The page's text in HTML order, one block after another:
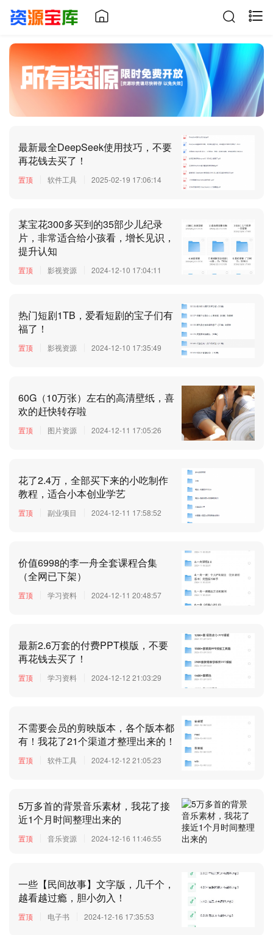
最新最全DeepSeek使用技巧，不要
再花钱去买了！
置顶 软件工具 2025-02-19 17:06:14
某宝花300多买到的35部少儿纪录
片，非常适合给小孩看，增长见识，
提升认知
置顶 影视资源 2024-12-10 17:04:11
热门短剧1TB，爱看短剧的宝子们有
福了！
置顶 影视资源 2024-12-10 17:35:49
60G（10万张）左右的高清壁纸，喜
欢的赶快转存啦
置顶 图片资源 2024-12-11 17:05:26
花了2.4万，全部买下来的小吃制作
教程，适合小本创业学艺
置顶 副业项目 2024-12-11 17:58:52
价值6998的李一舟全套课程合集
（全网已下架）
置顶 学习资料 2024-12-11 20:48:57
最新2.6万套的付费PPT模版，不要
再花钱去买了！
置顶 学习资料 2024-12-12 21:03:29
不需要会员的剪映版本，各个版本都
有！我花了21个渠道才整理出来的！
置顶 软件工具 2024-12-12 21:05:23
5万多首的背景音乐素材，我花了接
近1个月时间整理出来的
置顶 音乐资源 2024-12-16 11:46:55
一些【民间故事】文字版，几千个，
越看越过瘾，胆小勿入！
置顶 电子书 2024-12-16 17:35:53